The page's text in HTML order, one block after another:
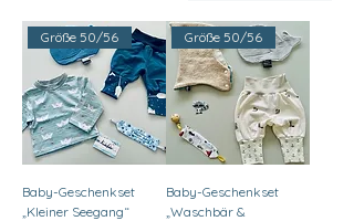
Größe 50/56
Baby-Geschenkset
„Kleiner Seegang“
Größe 50/56
Baby-Geschenkset
„Waschbär &